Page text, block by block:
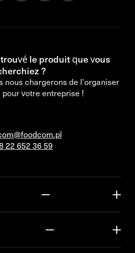
le produit que vous
?
nous chargerons de l'organiser
votre entreprise !
22 652 36 59